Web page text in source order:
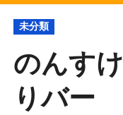
未分類
のんす
りバー